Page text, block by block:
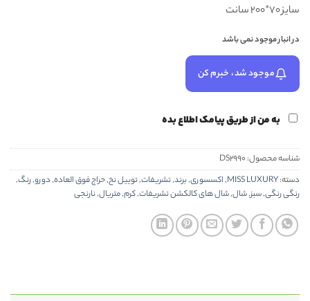
سايز ۷۰*۲۰۰ سانت
در انبار موجود نمی باشد
موجود شد، خبرم کن
به من از طریق پیامک اطلاع بده
شناسه محصول: DS2990
دسته:MISS LUXURY
,اکسسوری,برند,تشریفات,توییل نخ,حراج فوق العاده,دورو,رنگ,
رنگی رنگی,سبز,شال,شال های کالکشن تشریفات,کرم,متریال,نارنجی